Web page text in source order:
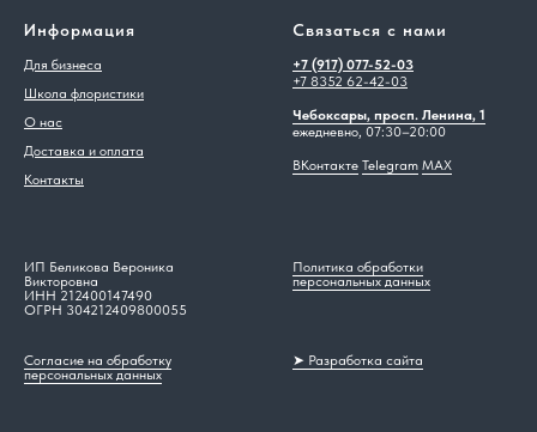
Информация
Для бизнеса
Школа флористики
О нас
Доставка и оплата
Контакты
Связаться с нами
+7 (917) 077-52-03
+7 8352 62-42-03
Чебоксары, просп. Ленина, 1
ежедневно, 07:30–20:00
ВКонтакте Telegram MAX
ИП Беликова Вероника
Викторовна
ИНН 212400147490
ОГРН 304212409800055
Политика обработки
персональных данных
Согласие на обработку
персональных данных
➤ Разработка сайта